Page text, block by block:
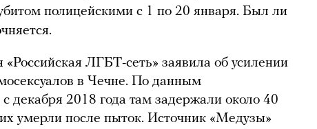
полицейскими с 1 по 20 января. Был ли
«Российская ЛГБТ-сеть» заявила об усилении
в Чечне. По данным
декабря 2018 года там задержали около 40
умерли после пыток. Источник «Медузы»